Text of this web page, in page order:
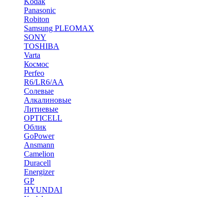
Panasonic
Robiton
Samsung PLEOMAX
SONY
TOSHIBA
Varta
Космос
Perfeo
R6/LR6/AA
Солевые
Алкалиновые
Литиевые
OPTICELL
Облик
GoPower
Ansmann
Camelion
Duracell
Energizer
GP
HYUNDAI